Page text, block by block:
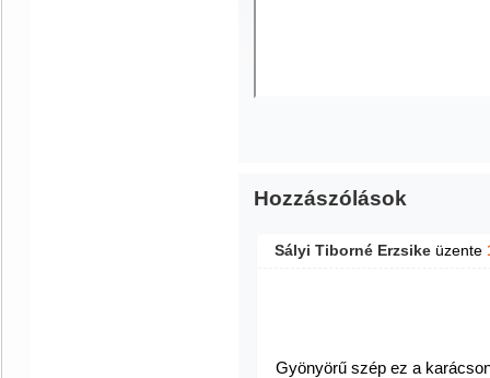
Hozzászólások
Sályi Tiborné Erzsike üzente
Gyönyörű szép ez a